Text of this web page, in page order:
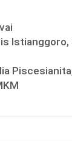
Istianggoro,